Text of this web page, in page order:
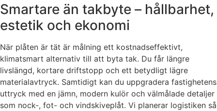
Smartare än takbyte – hållbarhet,
estetik och ekonomi
När plåten är tät är målning ett kostnadseffektivt,
klimatsmart alternativ till att byta tak. Du får längre
livslängd, kortare driftstopp och ett betydligt lägre
materialavtryck. Samtidigt kan du uppgradera fastighetens
uttryck med en jämn, modern kulör och välmålade detaljer
som nock-, fot- och vindskiveplåt. Vi planerar logistiken så